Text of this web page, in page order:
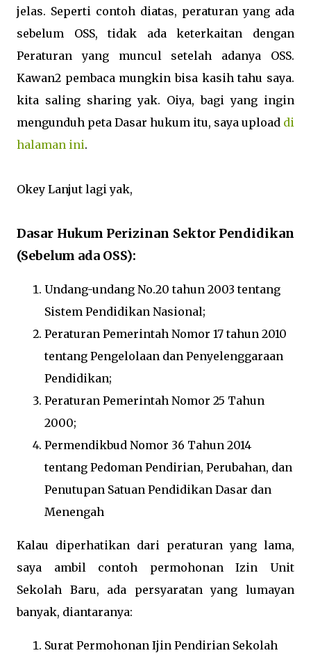
jelas. Seperti contoh diatas, peraturan yang ada
sebelum OSS, tidak ada keterkaitan dengan
Peraturan yang muncul setelah adanya OSS.
Kawan2 pembaca mungkin bisa kasih tahu saya.
kita saling sharing yak. Oiya, bagi yang ingin
mengunduh peta Dasar hukum itu, saya upload di
halaman ini.
Okey Lanjut lagi yak,
Dasar Hukum Perizinan Sektor Pendidikan
(Sebelum ada OSS):
Undang-undang No.20 tahun 2003 tentang
Sistem Pendidikan Nasional;
Peraturan Pemerintah Nomor 17 tahun 2010
tentang Pengelolaan dan Penyelenggaraan
Pendidikan;
Peraturan Pemerintah Nomor 25 Tahun
2000;
Permendikbud Nomor 36 Tahun 2014
tentang Pedoman Pendirian, Perubahan, dan
Penutupan Satuan Pendidikan Dasar dan
Menengah
Kalau diperhatikan dari peraturan yang lama,
saya ambil contoh permohonan Izin Unit
Sekolah Baru, ada persyaratan yang lumayan
banyak, diantaranya:
Surat Permohonan Ijin Pendirian Sekolah